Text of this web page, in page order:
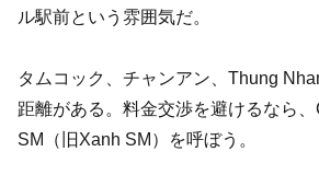
ル駅前という雰囲気だ。
タムコック、チャンアン、Thung
距離がある。料金交渉を避けるなら
SM（旧Xanh SM）を呼ぼう。